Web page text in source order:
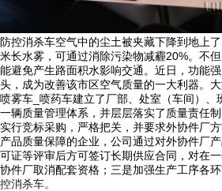
防控消杀车空气中的尘土被夹藏下降到地上
米长水雾，可通过消除污染物减霾20%。不
能避免产生路面积水影响交通。近日，功能强
头，成为改善该市区空气质量的一大利器。
喷雾车_喷药车建立了厂部、处室（车间）、
一辆质量管理体系，并层层落实了质量责任
实行竞标采购，严格把关，并要求外协件厂
产品质量保障的企业，公司通过对外协件厂
可证等评审后方可签订长期供应合同，对在
协件厂取消配套资格；三是加强生产工序各
控消杀车。